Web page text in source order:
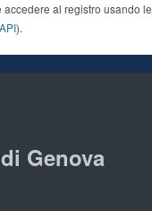
accedere al registro usando le
).
Genova